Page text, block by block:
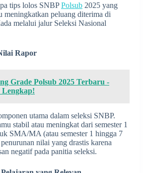
tips lolos SNBPPolsub 2025 yang
meningkatkan peluang diterima di
melalui jalur Seleksi Nasional
Rapor
Grade Polsub 2025 Terbaru -
Lengkap!
utama dalam seleksi SNBP.
stabil atau meningkat dari semester 1
SMA/MA (atau semester 1 hingga 7
nilai yang drastis karena
negatif pada panitia seleksi.